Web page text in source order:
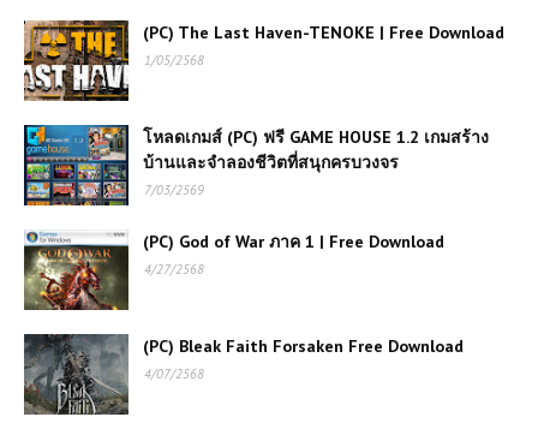
(PC) The Last Haven-TENOKE | Free Download
1/05/2568
โหลดเกมส์ (PC) ฟรี GAME HOUSE 1.2 เกมสร้าง
บ้านและจำลองชีวิตที่สนุกครบวงจร
7/03/2569
(PC) God of War ภาค 1 | Free Download
4/27/2568
(PC) Bleak Faith Forsaken Free Download
4/07/2568
เกมส์ออนไลน์ 🚀 Futuristic Racer
เกมแข่งรถแห่งอนาคตที่เต็มไปด้วย
ความเร็ว
เกมส์ออนไลน์ Monster Truck Race
Arena สุดยอดประสบการณ์ความมันส์
ระดับมืออาชีพ
เกมส์ออนไลน์ Stickman Destruction
– เกมต่อสู้สุดมันส์สำหรับแฟนแอ็คชั่น
เล่นเกมส์ออนไลน์ฟรี Escape Car การ
ผจญภัยท่องเที่ยวแบบใหม่ที่ไม่เหมือน
ใคร